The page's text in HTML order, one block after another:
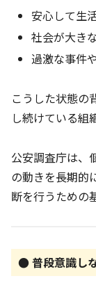
安心して生
社会が大き
過激な事件
こうした状態の
し続けている組
公安調査庁は、
の動きを長期的
断を行うための
● 普段意識し